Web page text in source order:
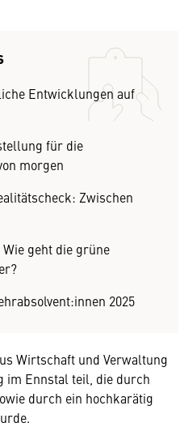
Entwicklungen auf
für die
morgen
Zwischen
geht die grüne
2025
Wirtschaft und Verwaltung
im Ennstal teil, die durch
durch ein hochkarätig